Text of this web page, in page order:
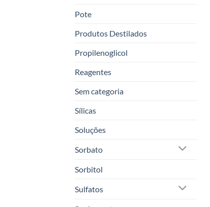
Pote
Produtos Destilados
Propilenoglicol
Reagentes
Sem categoria
Sílicas
Soluções
Sorbato
Sorbitol
Sulfatos